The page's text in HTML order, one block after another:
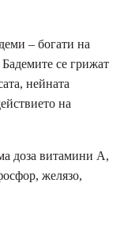
– богати на
се грижат
нейната
на
доза витамини А,
желязо,